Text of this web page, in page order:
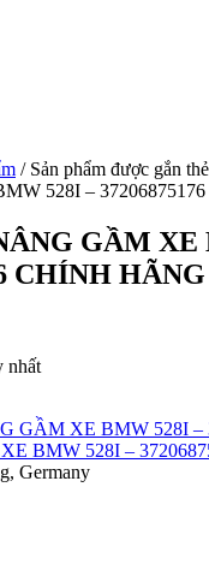
/ Sản phẩm được gắn
528I –
GẦM XE
CHÍNH HÃNG
nhất
BMW 528I –
Germany